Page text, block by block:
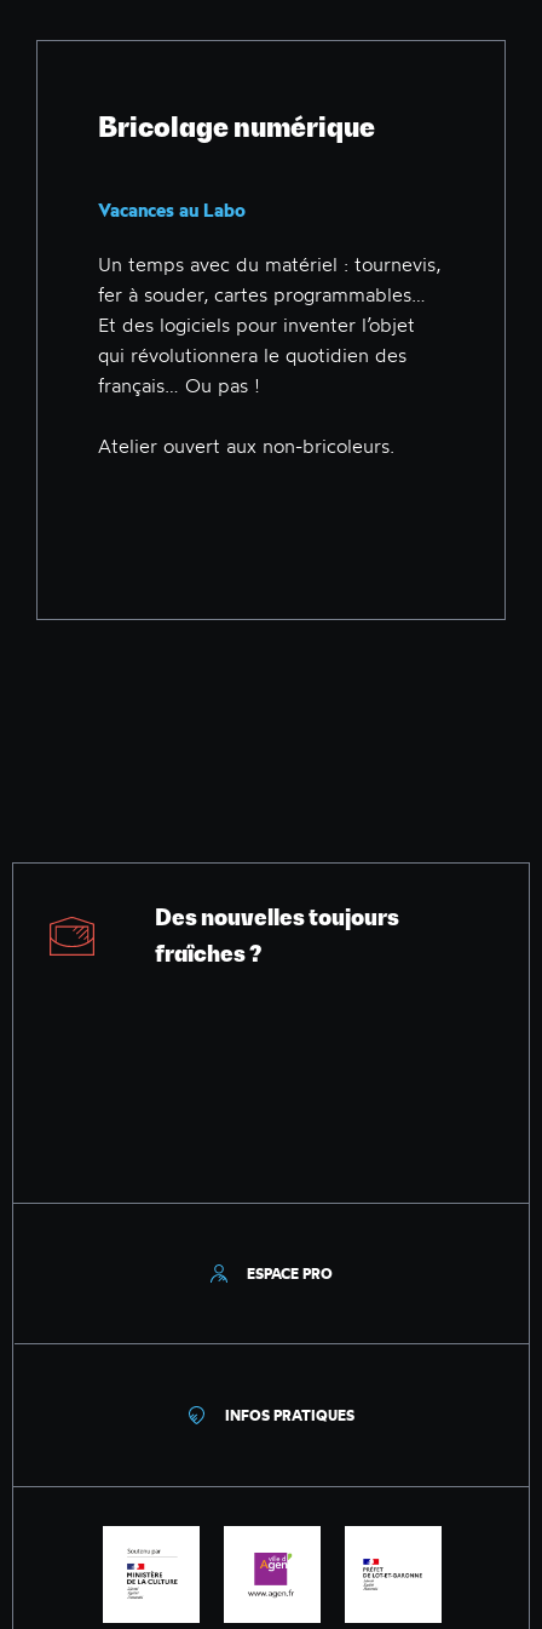
Bricolage numérique
Vacances au Labo
Un temps avec du matériel : tournevis,
fer à souder, cartes programmables…
Et des logiciels pour inventer l’objet
qui révolutionnera le quotidien des
français… Ou pas !
Atelier ouvert aux non-bricoleurs.
Des nouvelles toujours
fraîches ?
ESPACE PRO
INFOS PRATIQUES